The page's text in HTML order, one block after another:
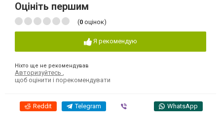
Оцініть першим
(0 оцінок)
Я рекомендую
Ніхто ще не рекомендував
Авторизуйтесь
щоб оцінити і порекомендувати
Reddit Telegram WhatsApp